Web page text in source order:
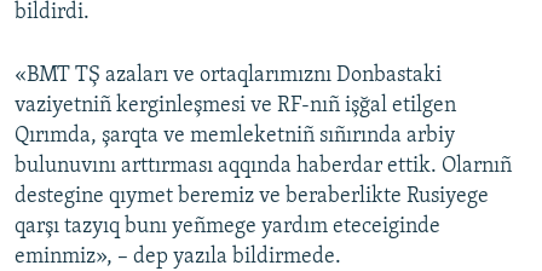
bildirdi.
«BMT TŞ azaları ve ortaqlarımıznı Donbastaki
vaziyetniñ kerginleşmesi ve RF-nıñ işğal etilgen
Qırımda, şarqta ve memleketniñ sıñırında arbiy
bulunuvını arttırması aqqında haberdar ettik. Olarnıñ
destegine qıymet beremiz ve beraberlikte Rusiyege
qarşı tazyıq bunı yeñmege yardım eteceiginde
eminmiz», – dep yazıla bildirmede.